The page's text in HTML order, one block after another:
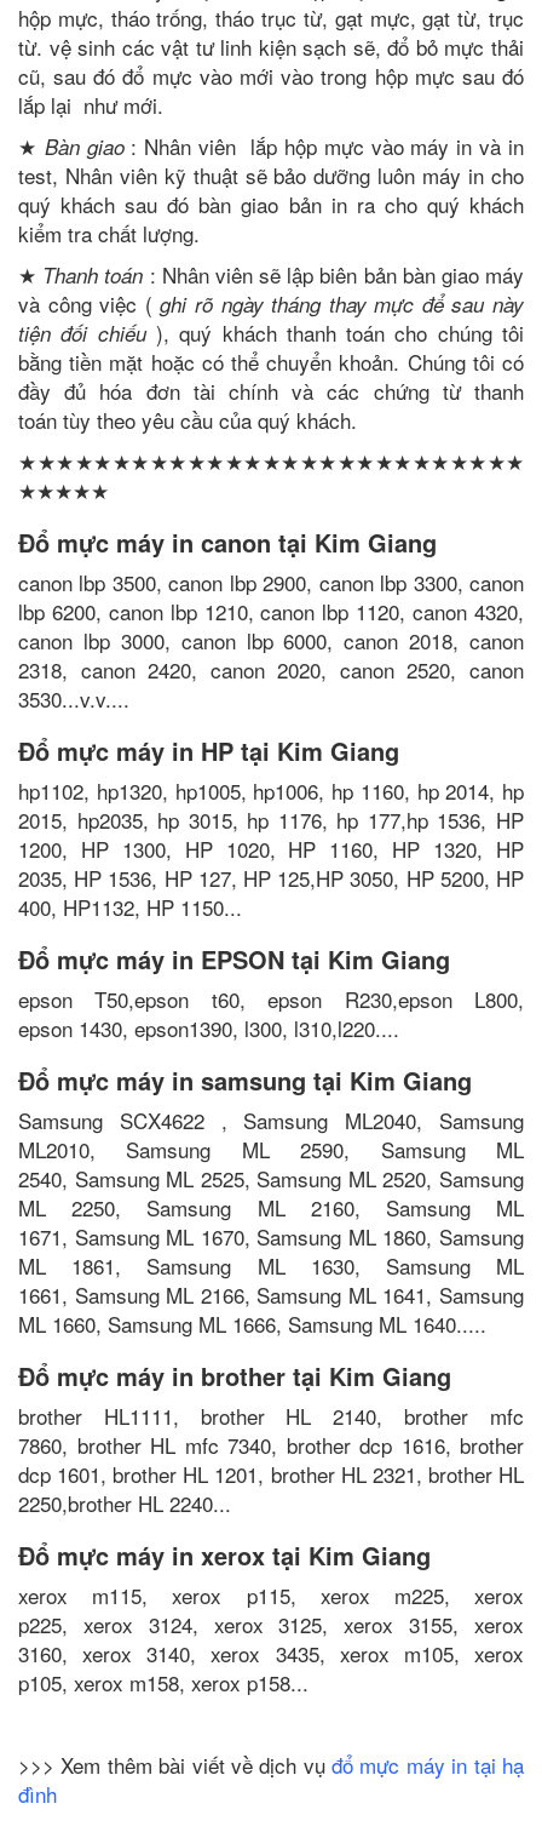
hộp mực, tháo trống, tháo trục từ, gạt mực, gạt từ, trục
từ. vệ sinh các vật tư linh kiện sạch sẽ, đổ bỏ mực thải
cũ, sau đó đổ mực vào mới vào trong hộp mực sau đó
lắp lại như mới.
★ Bàn giao : Nhân viên lắp hộp mực vào máy in và in
test, Nhân viên kỹ thuật sẽ bảo dưỡng luôn máy in cho
quý khách sau đó bàn giao bản in ra cho quý khách
kiểm tra chất lượng.
★ Thanh toán : Nhân viên sẽ lập biên bản bàn giao máy
và công việc (ghi rõ ngày tháng thay mực để sau này
tiện đối chiếu), quý khách thanh toán cho chúng tôi
bằng tiền mặt hoặc có thể chuyển khoản. Chúng tôi có
đầy đủ hóa đơn tài chính và các chứng từ thanh
toán tùy theo yêu cầu của quý khách.
★★★★★★★★★★★★★★★★★★★★★★★★★★★
★★★★★
Đổ mực máy in canon tại Kim Giang
canon lbp 3500, canon lbp 2900, canon lbp 3300, canon
lbp 6200, canon lbp 1210, canon lbp 1120, canon 4320,
canon lbp 3000, canon lbp 6000, canon 2018, canon
2318, canon 2420, canon 2020, canon 2520, canon
3530...v.v....
Đổ mực máy in HP tại Kim Giang
hp1102, hp1320, hp1005, hp1006, hp 1160, hp 2014, hp
2015, hp2035, hp 3015, hp 1176, hp 177,hp 1536, HP
1200, HP 1300, HP 1020, HP 1160, HP 1320, HP
2035, HP 1536, HP 127, HP 125,HP 3050, HP 5200, HP
400, HP1132, HP 1150...
Đổ mực máy in EPSON tại Kim Giang
epson T50,epson t60, epson R230,epson L800,
epson 1430, epson1390, l300, l310,l220....
Đổ mực máy in samsung tại Kim Giang
Samsung SCX4622 , Samsung ML2040, Samsung
ML2010, Samsung ML 2590, Samsung ML
2540, Samsung ML 2525, Samsung ML 2520, Samsung
ML 2250, Samsung ML 2160, Samsung ML
1671, Samsung ML 1670, Samsung ML 1860, Samsung
ML 1861, Samsung ML 1630, Samsung ML
1661, Samsung ML 2166, Samsung ML 1641, Samsung
ML 1660, Samsung ML 1666, Samsung ML 1640.....
Đổ mực máy in brother tại Kim Giang
brother HL1111, brother HL 2140, brother mfc
7860, brother HL mfc 7340, brother dcp 1616, brother
dcp 1601, brother HL 1201, brother HL 2321, brother HL
2250,brother HL 2240...
Đổ mực máy in xerox tại Kim Giang
xerox m115, xerox p115, xerox m225, xerox
p225, xerox 3124, xerox 3125, xerox 3155, xerox
3160, xerox 3140, xerox 3435, xerox m105, xerox
p105, xerox m158, xerox p158...
>>> Xem thêm bài viết về dịch vụđổ mực máy in tại hạ
đình